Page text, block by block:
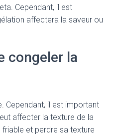
Cependant, il est
affectera la saveur ou
congeler la
Cependant, il est important
affecter la texture de la
et perdre sa texture